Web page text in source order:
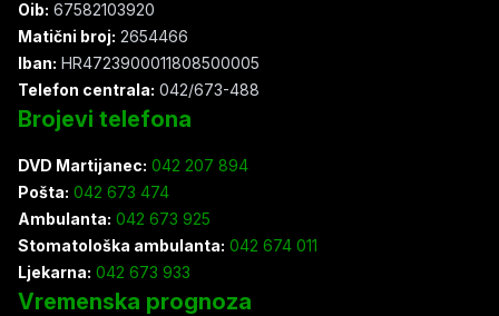
Oib: 67582103920
Matični broj: 2654466
Iban: HR4723900011808500005
Telefon centrala: 042/673-488
Brojevi telefona
DVD Martijanec: 042 207 894
Pošta: 042 673 474
Ambulanta: 042 673 925
Stomatološka ambulanta: 042 674 011
Ljekarna: 042 673 933
Vremenska prognoza